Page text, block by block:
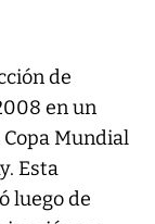
de
en un
Mundial
Esta
luego de